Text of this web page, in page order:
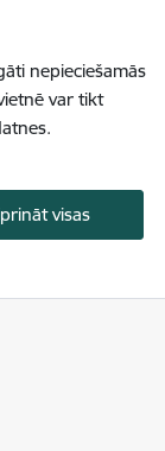
nepieciešamās
var tikt
visas